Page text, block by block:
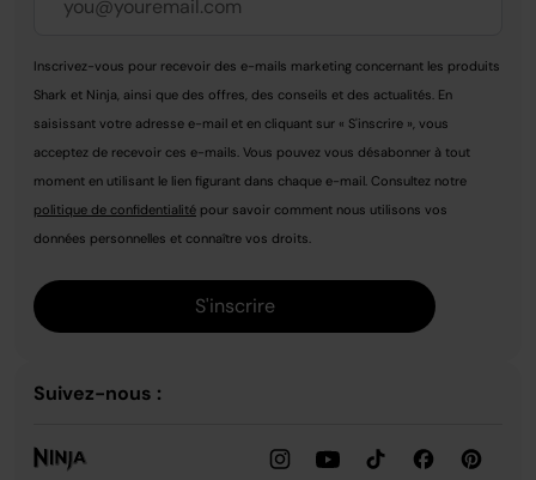
Inscrivez-vous pour recevoir des e-mails marketing concernant les produits
Shark et Ninja, ainsi que des offres, des conseils et des actualités. En
saisissant votre adresse e-mail et en cliquant sur « S'inscrire », vous
acceptez de recevoir ces e-mails. Vous pouvez vous désabonner à tout
moment en utilisant le lien figurant dans chaque e-mail. Consultez notre
politique de confidentialité pour savoir comment nous utilisons vos
données personnelles et connaître vos droits.
S'inscrire
Suivez-nous :